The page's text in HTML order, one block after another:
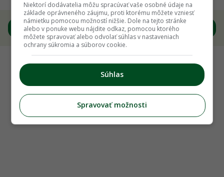
7/8
Niektorí dodávatelia môžu spracúvať vaše osobné údaje na
základe oprávneného záujmu, proti ktorému môžete vzniesť
námietku pomocou možností nižšie. Dole na tejto stránke
alebo v ponuke webu nájdite odkaz, pomocou ktorého
môžete spravovať alebo odvolať súhlas v nastaveniach
ochrany súkromia a súborov cookie.
Súhlas
Spravovať možnosti